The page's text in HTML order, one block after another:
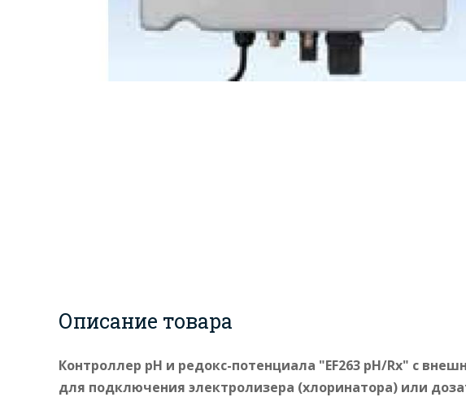
Описание товара
Контроллер рН и редокс-потенциала "EF263 pH/Rx" с
для подключения электролизера (хлоринатора) или